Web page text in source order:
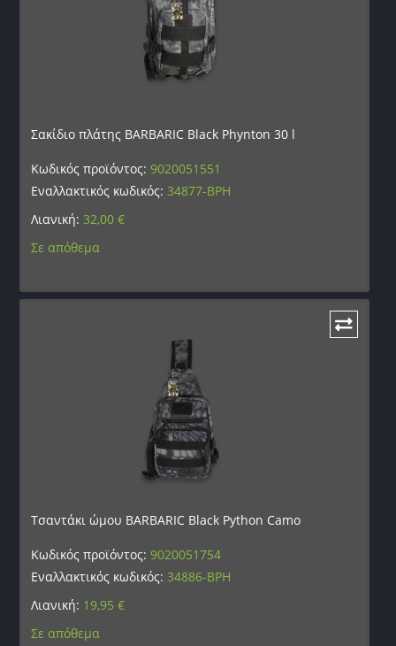
Σακίδιο πλάτης BARBARIC Black Phynton 30 l
Κωδικός προϊόντος:9020051551
Εναλλακτικός κωδικός: 34877-BPH
Λιανική: 32,00€
Σε απόθεμα
Τσαντάκι ώμου BARBARIC Black Python Camo
Κωδικός προϊόντος:9020051754
Εναλλακτικός κωδικός: 34886-BPH
Λιανική: 19,95€
Σε απόθεμα